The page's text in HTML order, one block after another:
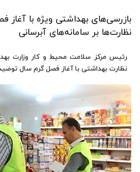
بازرسی‌های بهداشتی ویژه با
نظارت‌ها بر سامانه‌های آبرسانی
رئیس مرکز سلامت محیط و کار وزارت
نظارت بهداشتی با آغاز فصل گرم سال